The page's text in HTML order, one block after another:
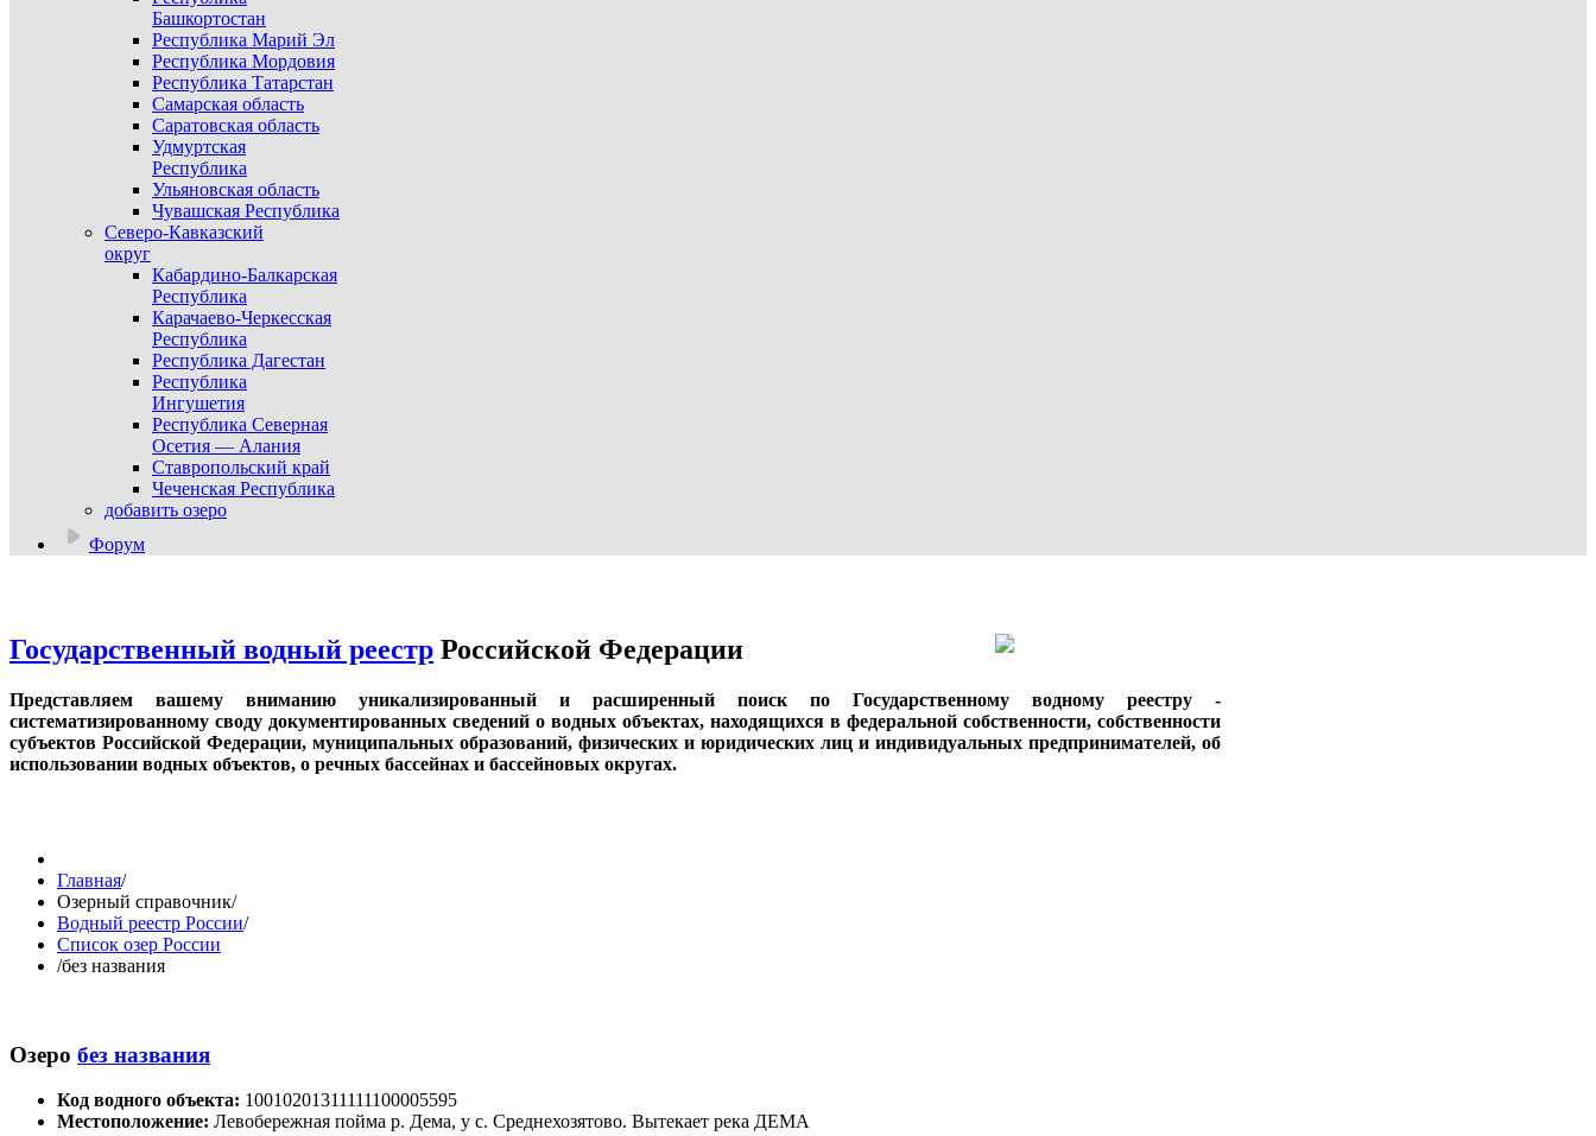
Башкортостан
Республика Марий Эл
Республика Мордовия
Республика Татарстан
Самарская область
Саратовская область
Удмуртская
Республика
Ульяновская область
Чувашская Республика
Северо-Кавказский
округ
Кабардино-Балкарская
Республика
Карачаево-Черкесская
Республика
Республика Дагестан
Республика
Ингушетия
Республика Северная
Осетия — Алания
Ставропольский край
Чеченская Республика
добавить озеро
Форум
Государственный водный реестр Российской Федерации
Представляем вашему вниманию уникализированный и расширенный поиск по Государственному водному реестру -
систематизированному своду документированных сведений о водных объектах, находящихся в федеральной собственности, собственности
субъектов Российской Федерации, муниципальных образований, физических и юридических лиц и индивидуальных предпринимателей, об
использовании водных объектов, о речных бассейнах и бассейновых округах.
Главная/
Озерный справочник/
Водный реестр России/
Список озер России
/без названия
Озеро без названия
Код водного объекта: 10010201311111100005595
Местоположение: Левобережная пойма р. Дема, у с. Среднехозятово. Вытекает река ДЕМА